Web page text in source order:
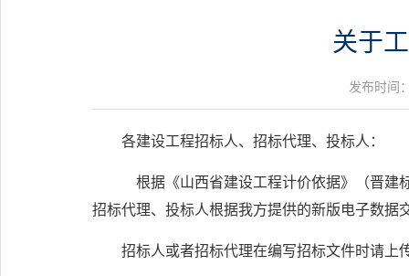
关于
发布时间
各建设工程招标人、招标代理、投标人：
根据《山西省建设工程计价依据》（晋建
招标代理、投标人根据我方提供的新版电子数据
招标人或者招标代理在编写招标文件时请